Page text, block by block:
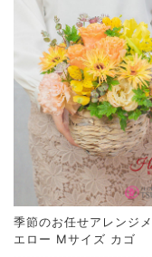
季節のお任せアレンジ
エロー Mサイズ カゴ